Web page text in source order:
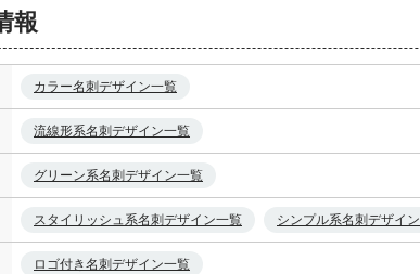
報
カラー名刺デザイン一覧
流線形系名刺デザイン一覧
グリーン系名刺デザイン一覧
スタイリッシュ系名刺デザイン一覧 シンプル系名刺デザイ
ロゴ付き名刺デザイン一覧